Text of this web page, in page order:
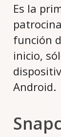
Es la
función
inicio,
Android.